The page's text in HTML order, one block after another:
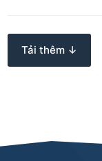
Tải thêm ↓